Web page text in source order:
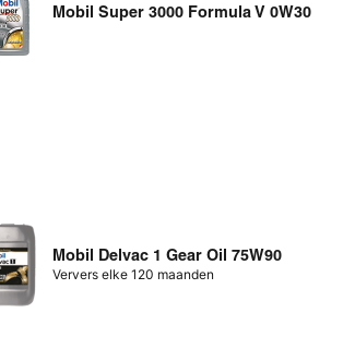
Mobil Super 3000 Formula V 0W30
Mobil Delvac 1 Gear Oil 75W90
Ververs elke 120 maanden